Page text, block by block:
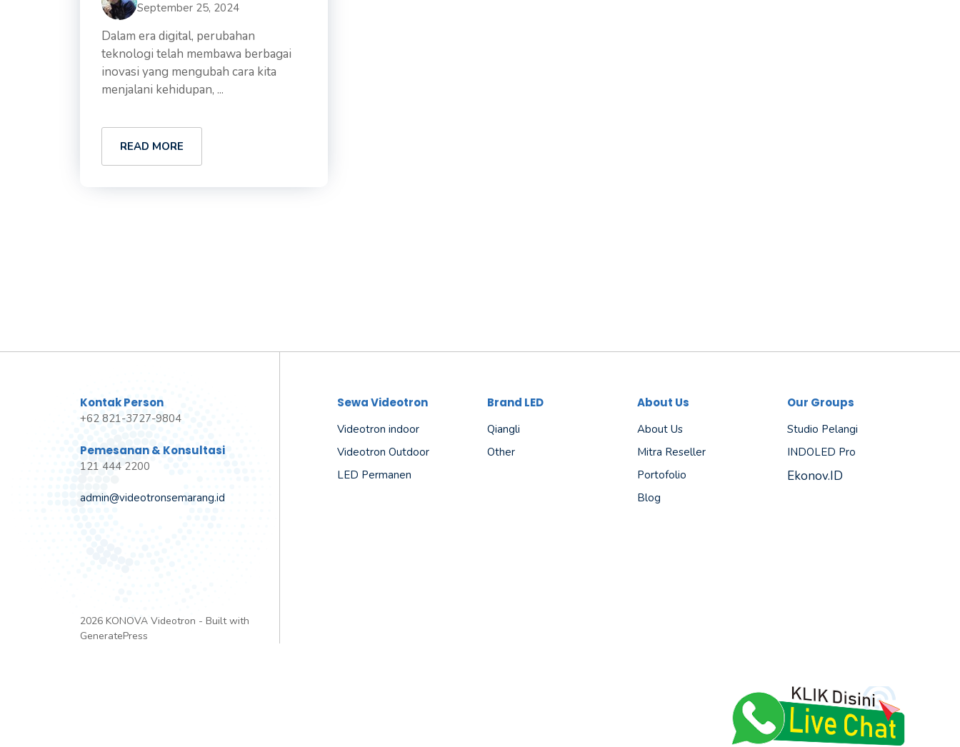
September 25, 2024
Dalam era digital, perubahan
teknologi telah membawa berbagai
inovasi yang mengubah cara kita
menjalani kehidupan, ...
READ MORE
Kontak Person
+62 821-3727-9804
Pemesanan & Konsultasi
121 444 2200
admin@videotronsemarang.id
Sewa Videotron
Videotron indoor
Videotron Outdoor
LED Permanen
Brand LED
Qiangli
Other
About Us
About Us
Mitra Reseller
Portofolio
Blog
Our Groups
Studio Pelangi
INDOLED Pro
Ekonov.ID
2026 KONOVA Videotron - Built with
GeneratePress